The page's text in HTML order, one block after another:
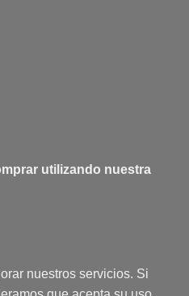
utilizando nuestra
nuestros servicios. Si